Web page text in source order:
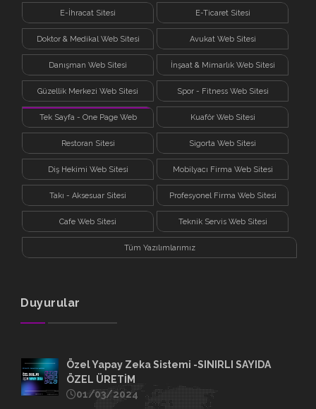
E-İhracat Sitesi E-Ticaret Sitesi
Doktor & Medikal Web Sitesi Avukat Web Sitesi
Danışman Web Sitesi İnşaat & Mimarlık Web Sitesi
Güzellik Merkezi Web Sitesi Spor - Fitness Web Sitesi
Tek Sayfa - One Page Web
Sitesi
Kuaför Web Sitesi
Restoran Sitesi Sigorta Web Sitesi
Diş Hekimi Web Sitesi Mobilyacı Firma Web Sitesi
Takı - Aksesuar Sitesi Profesyonel Firma Web Sitesi
Cafe Web Sitesi Teknik Servis Web Sitesi
Tüm Yazılımlarımız
Duyurular
Özel Yapay Zeka Sistemi -SINIRLI SAYIDA
ÖZEL ÜRETİM
01/03/2024